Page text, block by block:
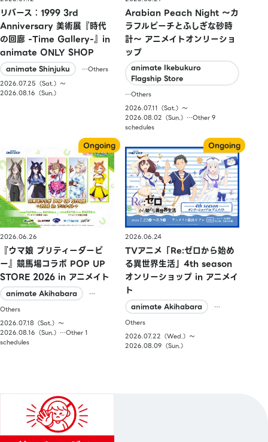
リバース：1999 3rd
Anniversary 美術展『時代
の回廊 -Time Gallery-』in
animate ONLY SHOP
animate Shinjuku
…Others
2026.07.25（Sat.）〜
2026.08.16（Sun.）
Arabian Peach Night 〜カ
ラフルピーチとふしぎな砂時
計〜 アニメイトオンリーショ
ップ
animate Ikebukuro
Flagship Store
…Others
2026.07.11（Sat.）〜
2026.08.02（Sun.）…Other 9
schedules
2026.06.26
『ウマ娘 プリティーダービ
ー』競馬場コラボ POP UP
STORE 2026 in アニメイト
animate Akihabara
…
Others
2026.07.18（Sat.）〜
2026.08.16（Sun.）…Other 1
schedules
2026.06.24
TVアニメ「Re:ゼロから始め
る異世界生活」4th season
オンリーショップ in アニメイ
ト
animate Akihabara
…
Others
2026.07.22（Wed.）〜
2026.08.09（Sun.）